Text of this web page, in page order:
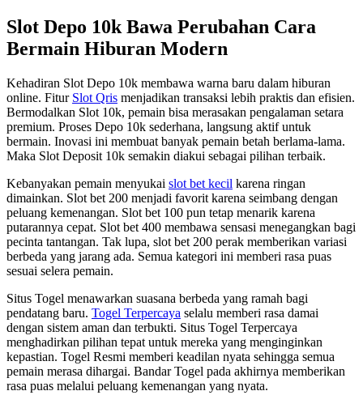
Slot Depo 10k Bawa Perubahan Cara
Bermain Hiburan Modern
Kehadiran Slot Depo 10k membawa warna baru dalam hiburan
online. Fitur Slot Qris menjadikan transaksi lebih praktis dan efisien.
Bermodalkan Slot 10k, pemain bisa merasakan pengalaman setara
premium. Proses Depo 10k sederhana, langsung aktif untuk
bermain. Inovasi ini membuat banyak pemain betah berlama-lama.
Maka Slot Deposit 10k semakin diakui sebagai pilihan terbaik.
Kebanyakan pemain menyukai slot bet kecil karena ringan
dimainkan. Slot bet 200 menjadi favorit karena seimbang dengan
peluang kemenangan. Slot bet 100 pun tetap menarik karena
putarannya cepat. Slot bet 400 membawa sensasi menegangkan bagi
pecinta tantangan. Tak lupa, slot bet 200 perak memberikan variasi
berbeda yang jarang ada. Semua kategori ini memberi rasa puas
sesuai selera pemain.
Situs Togel menawarkan suasana berbeda yang ramah bagi
pendatang baru. Togel Terpercaya selalu memberi rasa damai
dengan sistem aman dan terbukti. Situs Togel Terpercaya
menghadirkan pilihan tepat untuk mereka yang menginginkan
kepastian. Togel Resmi memberi keadilan nyata sehingga semua
pemain merasa dihargai. Bandar Togel pada akhirnya memberikan
rasa puas melalui peluang kemenangan yang nyata.